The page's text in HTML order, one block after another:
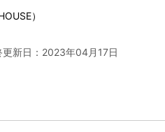
）
新日：2023年04月17日